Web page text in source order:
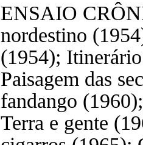
ENSAIO
nordestino
(1954);
Paisagem das
fandango
Terra e gente